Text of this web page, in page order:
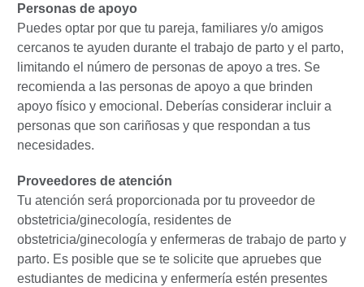
Personas de apoyo
Puedes optar por que tu pareja, familiares y/o amigos
cercanos te ayuden durante el trabajo de parto y el parto,
limitando el número de personas de apoyo a tres. Se
recomienda a las personas de apoyo a que brinden
apoyo físico y emocional. Deberías considerar incluir a
personas que son cariñosas y que respondan a tus
necesidades.
Proveedores de atención
Tu atención será proporcionada por tu proveedor de
obstetricia/ginecología, residentes de
obstetricia/ginecología y enfermeras de trabajo de parto y
parto. Es posible que se te solicite que apruebes que
estudiantes de medicina y enfermería estén presentes